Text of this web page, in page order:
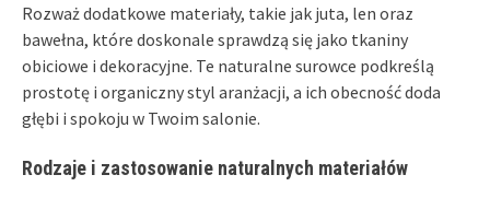
Rozważ dodatkowe materiały, takie jak juta, len oraz
bawełna, które doskonale sprawdzą się jako tkaniny
obiciowe i dekoracyjne. Te naturalne surowce podkreślą
prostotę i organiczny styl aranżacji, a ich obecność doda
głębi i spokoju w Twoim salonie.
Rodzaje i zastosowanie naturalnych materiałów